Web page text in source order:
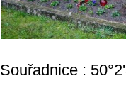
Souřadnice :